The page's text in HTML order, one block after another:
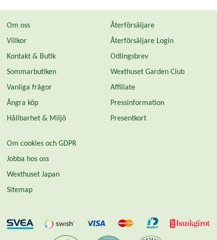
Om oss
Villkor
Kontakt & Butik
Sommarbutiken
Vanliga frågor
Ångra köp
Hållbarhet & Miljö
Återförsäljare
Återförsäljare Login
Odlingsbrev
Wexthuset Garden Club
Affiliate
Pressinformation
Presentkort
Om cookies och GDPR
Jobba hos oss
Wexthuset Japan
Sitemap